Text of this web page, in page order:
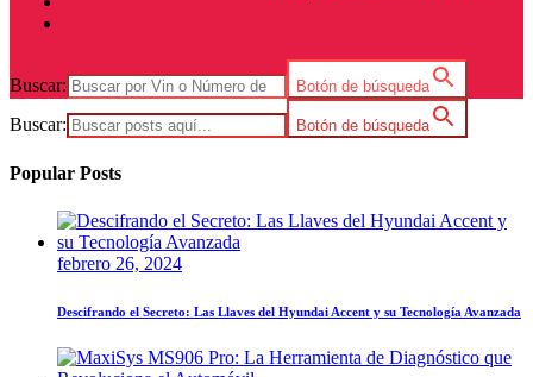
Buscar: Botón de búsqueda
Buscar: Botón de búsqueda
Popular Posts
febrero 26, 2024
Descifrando el Secreto: Las Llaves del Hyundai Accent y su Tecnología Avanzada